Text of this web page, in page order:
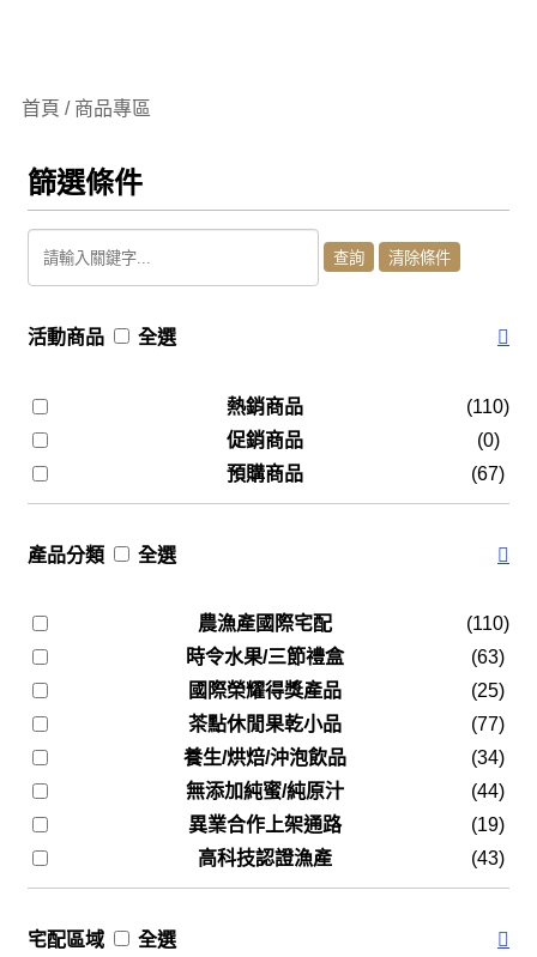
首頁 / 商品專區
篩選條件
活動商品 全選
熱銷商品
(110)
促銷商品
(0)
預購商品
(67)
產品分類 全選
農漁產國際宅配
(110)
時令水果/三節禮盒
(63)
國際榮耀得獎產品
(25)
茶點休閒果乾小品
(77)
養生/烘焙/沖泡飲品
(34)
無添加純蜜/純原汁
(44)
異業合作上架通路
(19)
高科技認證漁產
(43)
宅配區域 全選